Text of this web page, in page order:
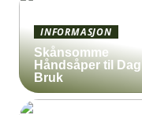
INFORMASJON
Skånsomme
Håndsåper til
Bruk